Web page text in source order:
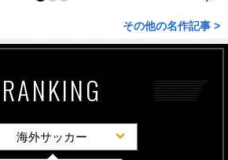
その他の名作記事 >
RANKING
海外サッカー